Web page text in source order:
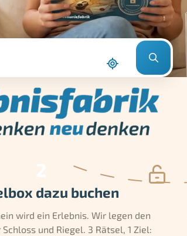
dazu buchen
wird ein Erlebnis. Wir legen den
und Riegel. 3 Rätsel, 1 Ziel: